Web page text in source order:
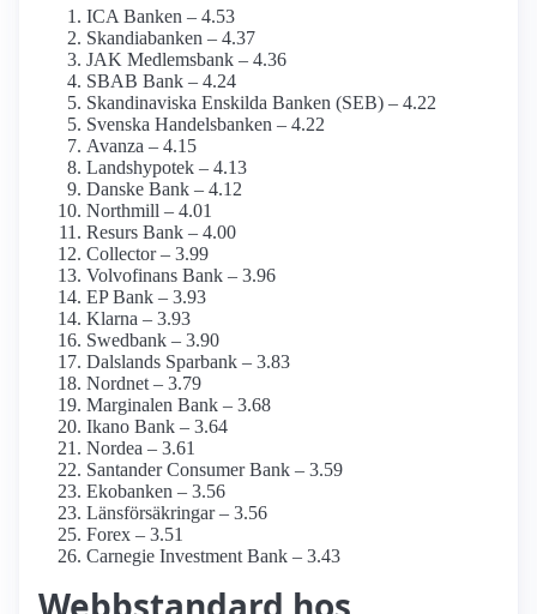
ICA Banken – 4.53
Skandiabanken – 4.37
JAK Medlemsbank – 4.36
SBAB Bank – 4.24
Skandinaviska Enskilda Banken (SEB) – 4.22
Svenska Handelsbanken – 4.22
Avanza – 4.15
Landshypotek – 4.13
Danske Bank – 4.12
Northmill – 4.01
Resurs Bank – 4.00
Collector – 3.99
Volvofinans Bank – 3.96
EP Bank – 3.93
Klarna – 3.93
Swedbank – 3.90
Dalslands Sparbank – 3.83
Nordnet – 3.79
Marginalen Bank – 3.68
Ikano Bank – 3.64
Nordea – 3.61
Santander Consumer Bank – 3.59
Ekobanken – 3.56
Länsförsäkringar – 3.56
Forex – 3.51
Carnegie Investment Bank – 3.43